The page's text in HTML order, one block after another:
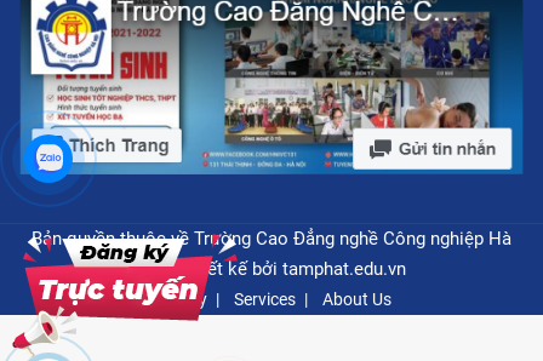
Bản quyền thuộc về Trường Cao Đẳng nghề Công nghiệp Hà
Nội - Thiết kế bởi tamphat.edu.vn
Privacy Services About Us